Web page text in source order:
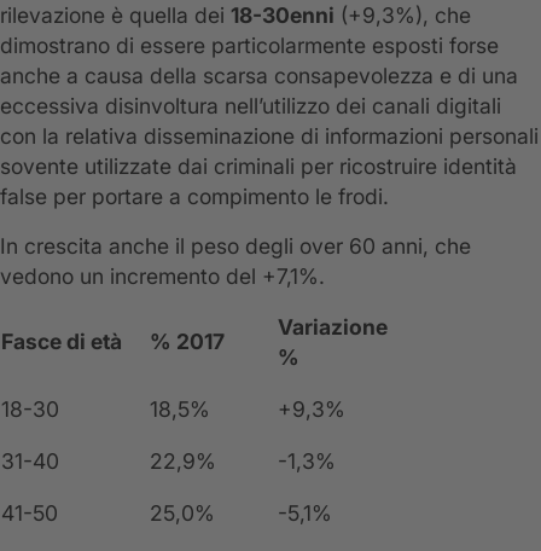
rilevazione è quella dei 18-30enni (+9,3%), che
dimostrano di essere particolarmente esposti forse
anche a causa della scarsa consapevolezza e di una
eccessiva disinvoltura nell’utilizzo dei canali digitali
con la relativa disseminazione di informazioni personali
sovente utilizzate dai criminali per ricostruire identità
false per portare a compimento le frodi.
In crescita anche il peso degli over 60 anni, che
vedono un incremento del +7,1%.
Fasce di età % 2017
Variazione
%
18-30 18,5% +9,3%
31-40 22,9% -1,3%
41-50 25,0% -5,1%